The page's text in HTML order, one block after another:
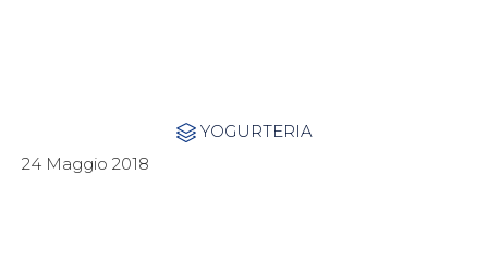
 Category
YOGURTERIA
24 Maggio 2018